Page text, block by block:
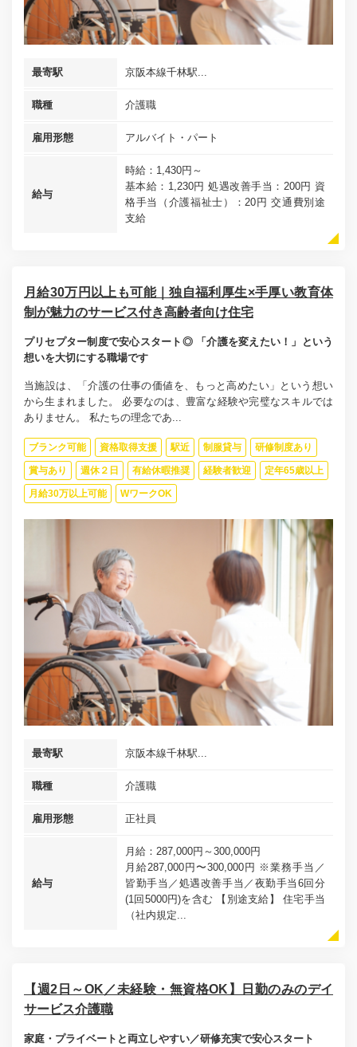
最寄駅 京阪本線千林駅...
職種 介護職
雇用形態 アルバイト・パート
給与
時給：1,430円～
基本給：1,230円 処遇改善手当：200円 資
格手当（介護福祉士）：20円 交通費別途
支給
月給30万円以上も可能｜独自福利厚生×手厚い教育体
制が魅力のサービス付き高齢者向け住宅
プリセプター制度で安心スタート◎ 「介護を変えたい！」という
想いを大切にする職場です
当施設は、「介護の仕事の価値を、もっと高めたい」という想い
から生まれました。 必要なのは、豊富な経験や完璧なスキルでは
ありません。 私たちの理念であ...
ブランク可能 資格取得支援 駅近 制服貸与 研修制度あり
賞与あり 週休２日 有給休暇推奨 経験者歓迎 定年65歳以上
月給30万以上可能 WワークOK
最寄駅 京阪本線千林駅...
職種 介護職
雇用形態 正社員
給与
月給：287,000円～300,000円
月給287,000円〜300,000円 ※業務手当／
皆勤手当／処遇改善手当／夜勤手当6回分
(1回5000円)を含む 【別途支給】 住宅手当
（社内規定...
【週2日～OK／未経験・無資格OK】日勤のみのデイ
サービス介護職
家庭・プライベートと両立しやすい／研修充実で安心スタート